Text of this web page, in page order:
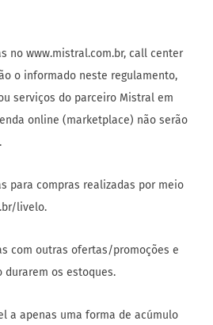
no www.mistral.com.br, call center
o informado neste regulamento,
serviços do parceiro Mistral em
online (marketplace) não serão
para compras realizadas por meio
livelo.
com outras ofertas/promoções e
durarem os estoques.
a apenas uma forma de acúmulo